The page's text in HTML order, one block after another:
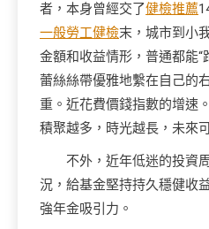
者，本身曾經交了健檢推薦
一般勞工健檢末，城市到小
金額和收益情形，普通都能“
蕾絲絲帶優雅地繫在自己的
重。近花費價錢指數的增速
積聚越多，時光越長，未來
不外，近年低迷的投資周
況，給基金堅持持久穩健收
強年金吸引力。